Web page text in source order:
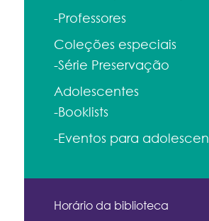
-Professores
Coleções especiais
-Série Preservação
Adolescentes
-Booklists
-Eventos para
Horário da biblioteca